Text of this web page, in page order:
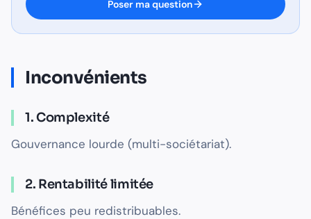
Poser ma question
Inconvénients
1. Complexité
Gouvernance lourde (multi-sociétariat).
2. Rentabilité limitée
Bénéfices peu redistribuables.